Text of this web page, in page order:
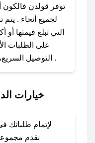
الكوبون، تواصل
لا تقلق! يمكنك
الرسائل
توفر قولدن
لجميع أنحاء .
التي تبلغ قيمتها
على الطلبات
التوصيل السريع، يرجى تقديم طلبك قبل الساعة .
خيارات
لإتمام طلباتك
نقدم